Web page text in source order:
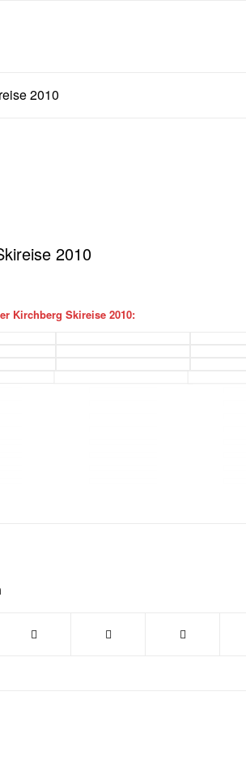
2010
2010
Kirchberg Skireise 2010: